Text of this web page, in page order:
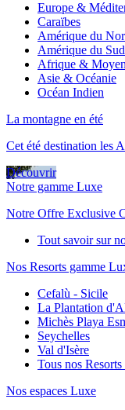
Europe &
Caraïbes
Amérique du
Amérique du Sud
Afrique &
Asie & Océanie
Océan Indien
La montagne en été
Cet été destination les
Découvrir
Notre gamme Luxe
Notre Offre Exclusive
Tout savoir sur
Nos Resorts gamme
Cefalù - Sicile
La Plantation
Michès Playa
Seychelles
Val d'Isère
Tous nos
Nos espaces Luxe